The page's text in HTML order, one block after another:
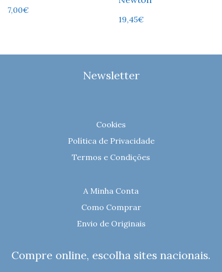
7,00€
19,45€
Newsletter
Cookies
Política de Privacidade
Termos e Condições
A Minha Conta
Como Comprar
Envio de Originais
Compre online, escolha sites nacionais.